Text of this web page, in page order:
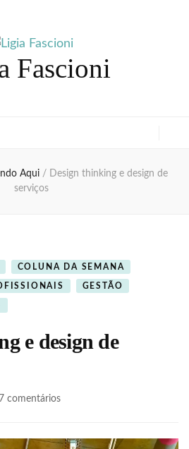
Fascioni
Aqui / Design thinking e design de
serviços
COLUNA DA SEMANA
GESTÃO
e design de
comentáriosem
e